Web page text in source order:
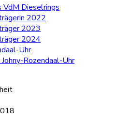
VdM Dieselrings
2022
2023
2024
Uhr
Rozendaal-Uhr